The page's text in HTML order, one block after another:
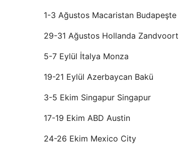
1-3 Ağustos Macaristan Budapeşte
29-31 Ağustos Hollanda Zandvoort
5-7 Eylül İtalya Monza
19-21 Eylül Azerbaycan Bakü
3-5 Ekim Singapur Singapur
17-19 Ekim ABD Austin
24-26 Ekim Mexico City